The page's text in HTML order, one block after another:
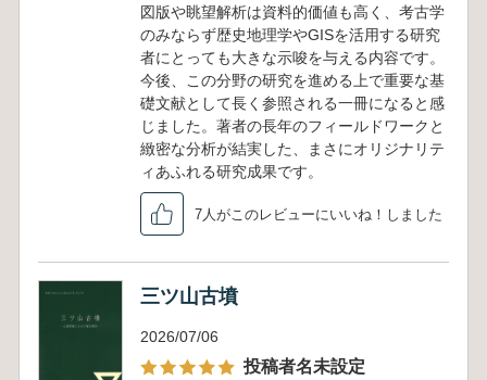
図版や眺望解析は資料的価値も高く、考古学
のみならず歴史地理学やGISを活用する研究
者にとっても大きな示唆を与える内容です。
今後、この分野の研究を進める上で重要な基
礎文献として長く参照される一冊になると感
じました。著者の長年のフィールドワークと
緻密な分析が結実した、まさにオリジナリテ
ィあふれる研究成果です。
7人がこのレビューにいいね！しました
三ツ山古墳
2026/07/06
投稿者名未設定